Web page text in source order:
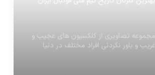
مجموعه تصاویری از کلکسیون های عجیب و
غریب و باور نکردنی افراد مختلف در دنیا